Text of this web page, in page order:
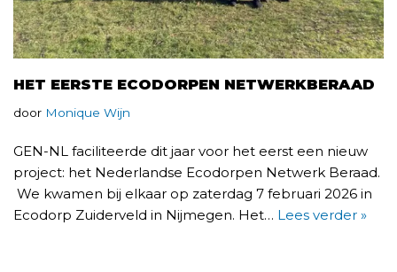
HET EERSTE ECODORPEN NETWERKBERAAD
door Monique Wijn
GEN-NL faciliteerde dit jaar voor het eerst een nieuw
project: het Nederlandse Ecodorpen Netwerk Beraad.
We kwamen bij elkaar op zaterdag 7 februari 2026 in
Ecodorp Zuiderveld in Nijmegen. Het… Lees verder »